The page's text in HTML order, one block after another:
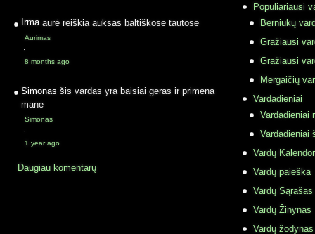
Irma aurė reiškia auksas baltiškose tautose
Aurimas
·
8 months ago
Simonas šis vardas yra baisiai geras ir primena
mane
Simonas
·
1 year ago
Daugiau komentarų
Populiariausi
Berniukų
Gražiausi
Gražiausi
Mergaičių
Vardadieniai
Vardadieniai
Vardadieniai
Vardų
Vardų paieška
Vardų Sąrašas
Vardų Žinynas
Vardų